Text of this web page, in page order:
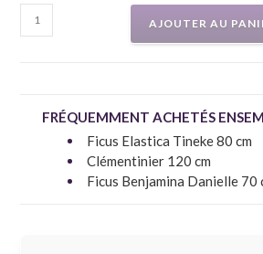
AJOUTER AU
FRÉQUEMMENT ACHETÉS
Ficus Elastica Tineke 80 cm
Clémentinier 120 cm
Ficus Benjamina Danielle 70